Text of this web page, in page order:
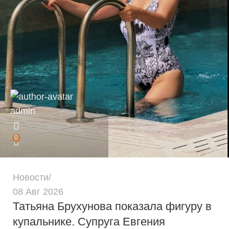
admin
0
Новости
08 Авг 2026
Татьяна Брухунова показала фигуру в
купальнике. Супруга Евгения